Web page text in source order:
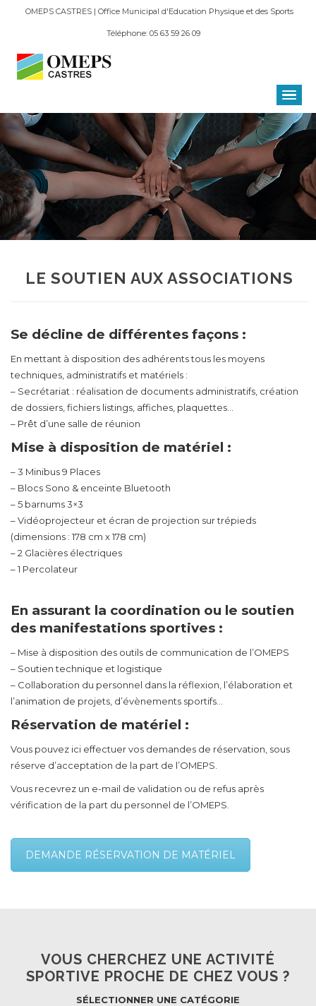
OMEPS CASTRES | Office Municipal d'Education Physique et des Sports
Téléphone: 05 63 59 26 09
LE SOUTIEN AUX ASSOCIATIONS
Se décline de différentes façons :
En mettant à disposition des adhérents tous les moyens
techniques, administratifs et matériels :
– Secrétariat : réalisation de documents administratifs, création
de dossiers, fichiers listings, affiches, plaquettes…
– Prêt d’une salle de réunion
Mise à disposition de matériel :
– 3 Minibus 9 Places
– Blocs Sono & enceinte Bluetooth
– 5 barnums 3×3
– Vidéoprojecteur et écran de projection sur trépieds
(dimensions : 178 cm x 178 cm)
– 2 Glacières électriques
– 1 Percolateur
En assurant la coordination ou le soutien
des manifestations sportives :
– Mise à disposition des outils de communication de l’OMEPS
– Soutien technique et logistique
– Collaboration du personnel dans la réflexion, l’élaboration et
l’animation de projets, d’évènements sportifs…
Réservation de matériel :
Vous pouvez ici effectuer vos demandes de réservation, sous
réserve d’acceptation de la part de l’OMEPS.
Vous recevrez un e-mail de validation ou de refus après
vérification de la part du personnel de l’OMEPS.
DEMANDE RÉSERVATION DE MATÉRIEL
VOUS CHERCHEZ UNE ACTIVITÉ
SPORTIVE PROCHE DE CHEZ VOUS ?
SÉLECTIONNER UNE CATÉGORIE